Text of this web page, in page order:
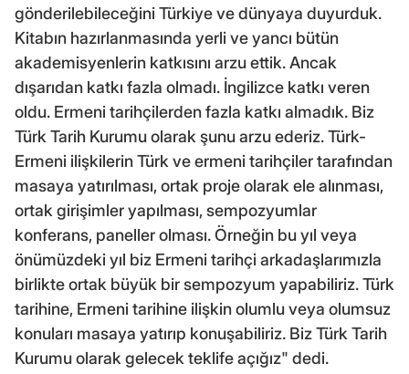
gönderilebileceğini Türkiye ve dünyaya duyurduk.
Kitabın hazırlanmasında yerli ve yancı bütün
akademisyenlerin katkısını arzu ettik. Ancak
dışarıdan katkı fazla olmadı. İngilizce katkı veren
oldu. Ermeni tarihçilerden fazla katkı almadık. Biz
Türk Tarih Kurumu olarak şunu arzu ederiz. Türk-
Ermeni ilişkilerin Türk ve ermeni tarihçiler tarafından
masaya yatırılması, ortak proje olarak ele alınması,
ortak girişimler yapılması, sempozyumlar
konferans, paneller olması. Örneğin bu yıl veya
önümüzdeki yıl biz Ermeni tarihçi arkadaşlarımızla
birlikte ortak büyük bir sempozyum yapabiliriz. Türk
tarihine, Ermeni tarihine ilişkin olumlu veya olumsuz
konuları masaya yatırıp konuşabiliriz. Biz Türk Tarih
Kurumu olarak gelecek teklife açığız" dedi.